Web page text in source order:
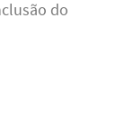
do